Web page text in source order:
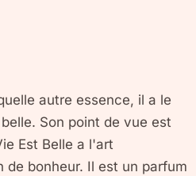
autre essence, il a le
Son point de vue est
Est Belle a l'art
de bonheur. Il est un parfum